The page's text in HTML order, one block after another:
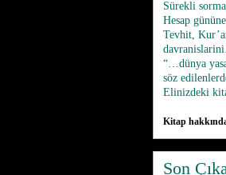
Sürekli
Hesap
Tevhit,
“…dünya
söz
Elinizdeki
Kitap
Son